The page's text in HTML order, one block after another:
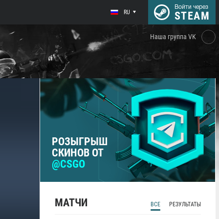
RU
Войти через
STEAM
Наша группа VK
РОЗЫГРЫШ
СКИНОВ ОТ
@CSGO
МАТЧИ ВСЕ РЕЗУЛЬТАТЫ